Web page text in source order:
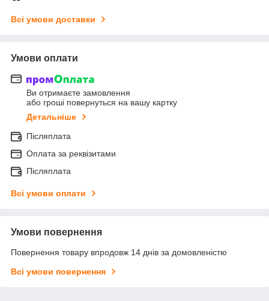
Всі умови доставки
Умови оплати
Ви отримаєте замовлення
або гроші повернуться на вашу картку
Детальніше
Післяплата
Оплата за реквізитами
Післяплата
Всі умови оплати
Умови повернення
Повернення товару впродовж 14 днів за домовленістю
Всі умови повернення